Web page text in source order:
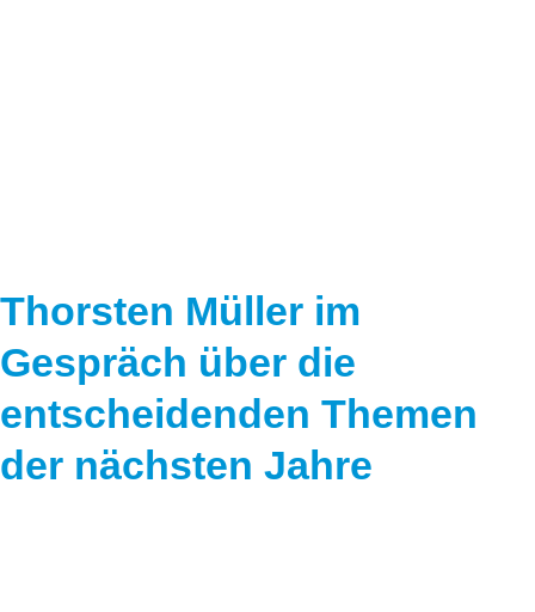
Schriften zum Umweltenergierecht
Thorsten Müller im
Gespräch über die
entscheidenden Themen
der nächsten Jahre